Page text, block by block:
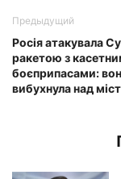
Предыдущий
Росія атакувала
ракетою з
боєприпасами:
вибухнула над